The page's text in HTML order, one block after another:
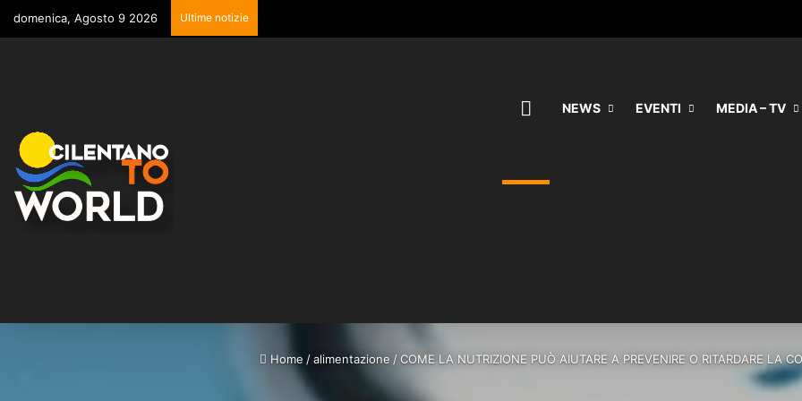
domenica, Agosto 9 2026 Ultime notizie
HOMENEWS EVENTI MEDIA – TV
Home / alimentazione / COME LA NUTRIZIONE PUÒ AIUTARE A PREVENIRE O RITARDARE LA